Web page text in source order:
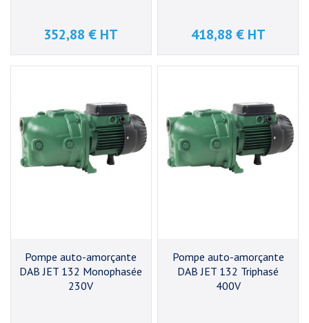
Prix
352,88 € HT Prix
418,88 € HT
Pompe auto-amorçante
DAB JET 132 Monophasée
230V
Pompe auto-amorçante
DAB JET 132 Triphasé
400V